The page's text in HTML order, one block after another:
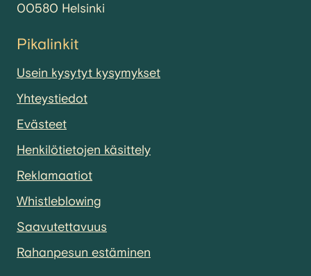
00580 Helsinki
Pikalinkit
Usein kysytyt kysymykset
Yhteystiedot
Evästeet
Henkilötietojen käsittely
Reklamaatiot
Whistleblowing
Saavutettavuus
Rahanpesun estäminen